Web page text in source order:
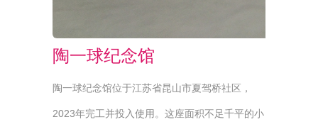
陶一球纪念馆
陶一球纪念馆位于江苏省昆山市夏驾桥社区，
2023年完工并投入使用。这座面积不足千平的小